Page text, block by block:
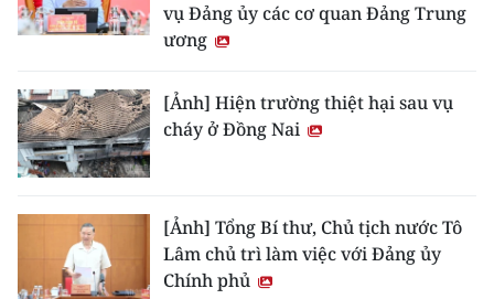
vụ Đảng ủy các cơ quan Đảng Trung
ương
[Ảnh] Hiện trường thiệt hại sau vụ
cháy ở Đồng Nai
[Ảnh] Tổng Bí thư, Chủ tịch nước Tô
Lâm chủ trì làm việc với Đảng ủy
Chính phủ